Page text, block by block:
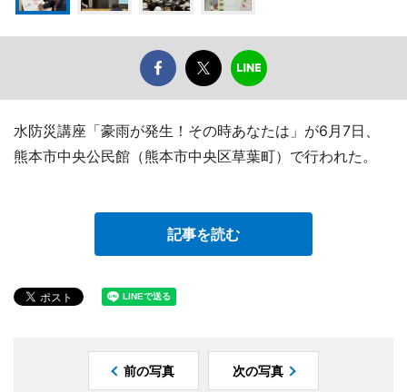
水防災講座「豪雨が発生！その時あなたは」が6月7日、
熊本市中央公民館（熊本市中央区草葉町）で行われた。
記事を読む
前の写真 次の写真